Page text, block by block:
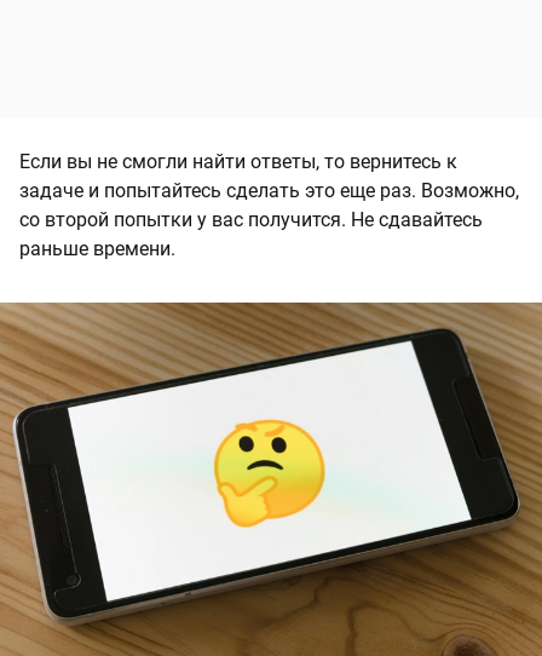
Если вы не смогли найти ответы, то вернитесь к
задаче и попытайтесь сделать это еще раз. Возможно,
со второй попытки у вас получится. Не сдавайтесь
раньше времени.